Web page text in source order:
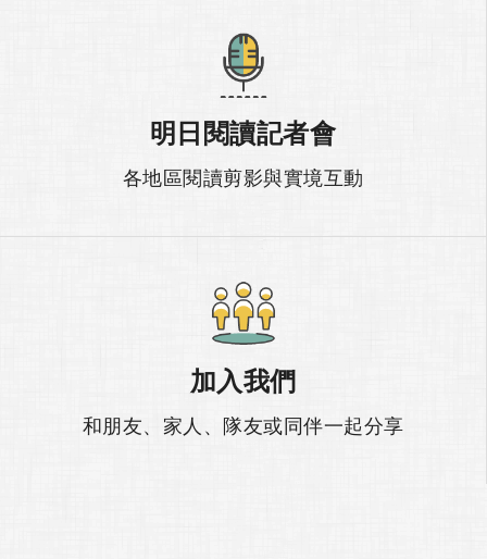
明日閱讀記者會
各地區閱讀剪影與實境互動
加入我們
和朋友、家人、隊友或同伴一起分享